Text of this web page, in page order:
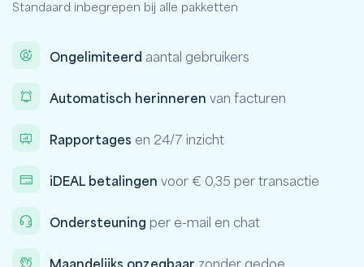
Standaard inbegrepen bij alle pakketten
Ongelimiteerd aantal gebruikers
Automatisch herinneren van facturen
Rapportages en 24/7 inzicht
iDEAL betalingen voor € 0,35 per transactie
Ondersteuning per e-mail en chat